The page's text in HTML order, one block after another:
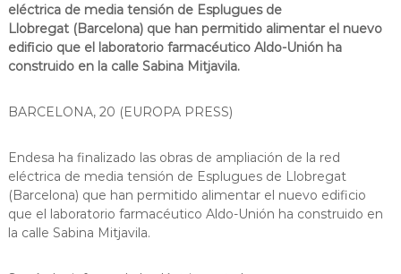
L
l
o
b
r
g
eléctrica de media tensión de Esplugues de
Llobregat(Barcelona) que han permitido alimentar el nuevo
edificio que el laboratorio farmacéutico Aldo-Unión ha
construido en la calle Sabina Mitjavila.
BARCELONA, 20 (EUROPA PRESS)
Endesa ha finalizado las obras de ampliación de la red
eléctrica de media tensión de Esplugues de Llobregat
(Barcelona) que han permitido alimentar el nuevo edificio
que el laboratorio farmacéutico Aldo-Unión ha construido en
la calle Sabina Mitjavila.